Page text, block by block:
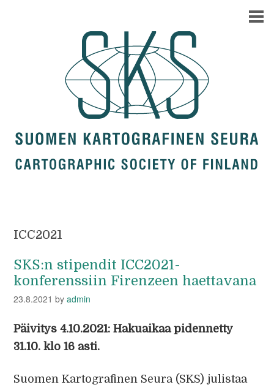
ICC2021
SKS:n stipendit ICC2021-
konferenssiin Firenzeen haettavana
23.8.2021 byadmin
Päivitys 4.10.2021: Hakuaikaa pidennetty
31.10. klo 16 asti.
Suomen Kartografinen Seura (SKS) julistaa